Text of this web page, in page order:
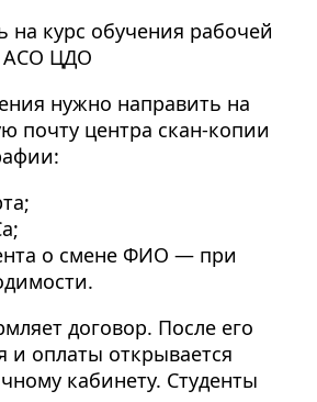
на курс обучения рабочей
АСО ЦДО
нужно направить на
почту центра скан-копии
о смене ФИО — при
договор. После его
и оплаты открывается
кабинету. Студенты